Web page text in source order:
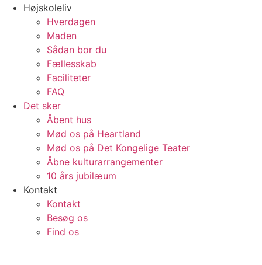
Højskoleliv
Hverdagen
Maden
Sådan bor du
Fællesskab
Faciliteter
FAQ
Det sker
Åbent hus
Mød os på Heartland
Mød os på Det Kongelige Teater
Åbne kulturarrangementer
10 års jubilæum
Kontakt
Kontakt
Besøg os
Find os